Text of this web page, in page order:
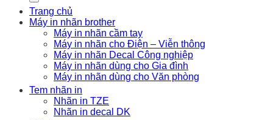
Trang chủ
Máy in nhãn brother
Máy in nhãn cầm tay
Máy in nhãn cho Điện – Viễn thông
Máy in nhãn Decal Công nghiệp
Máy in nhãn dùng cho Gia đình
Máy in nhãn dùng cho Văn phòng
Tem nhãn in
Nhãn in TZE
Nhãn in decal DK